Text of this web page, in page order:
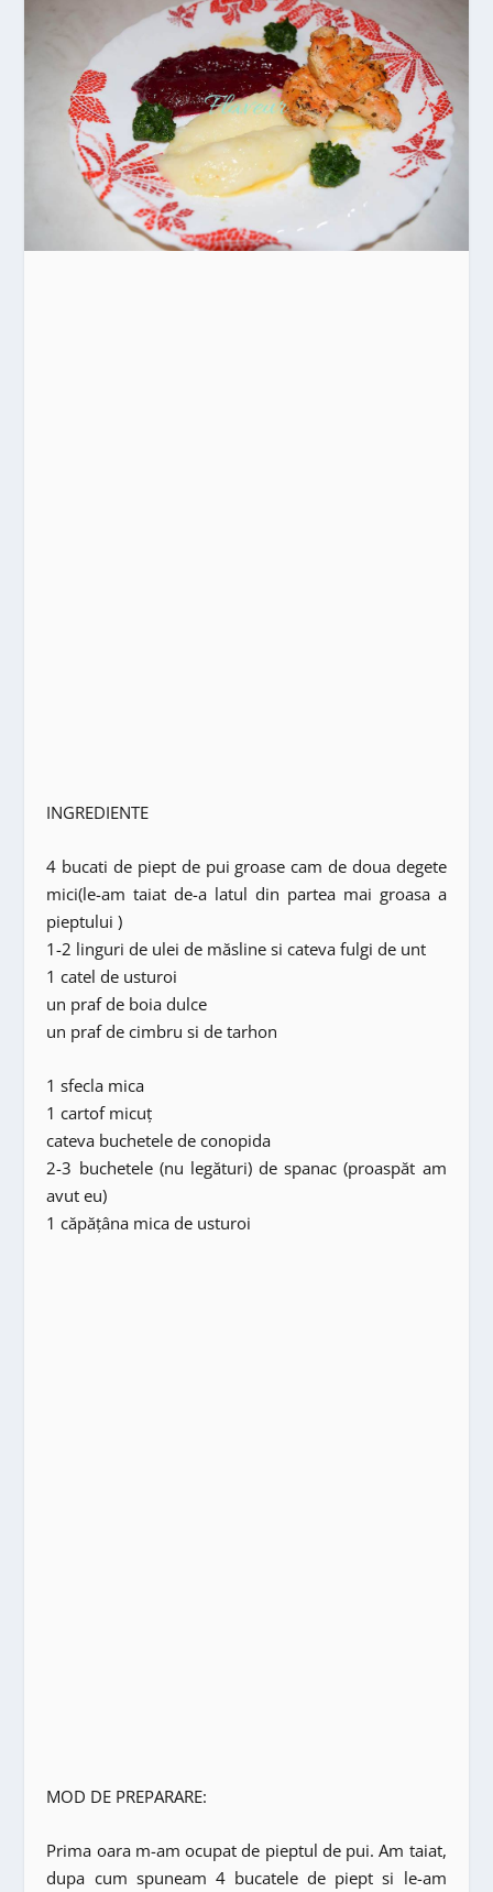
INGREDIENTE
4 bucati de piept de pui groase cam de doua degete
mici(le-am taiat de-a latul din partea mai groasa a
pieptului )
1-2 linguri de ulei de măsline si cateva fulgi de unt
1 catel de usturoi
un praf de boia dulce
un praf de cimbru si de tarhon
1 sfecla mica
1 cartof micuț
cateva buchetele de conopida
2-3 buchetele (nu legături) de spanac (proaspăt am
avut eu)
1 căpățâna mica de usturoi
MOD DE PREPARARE:
Prima oara m-am ocupat de pieptul de pui. Am taiat,
dupa cum spuneam 4 bucatele de piept si le-am